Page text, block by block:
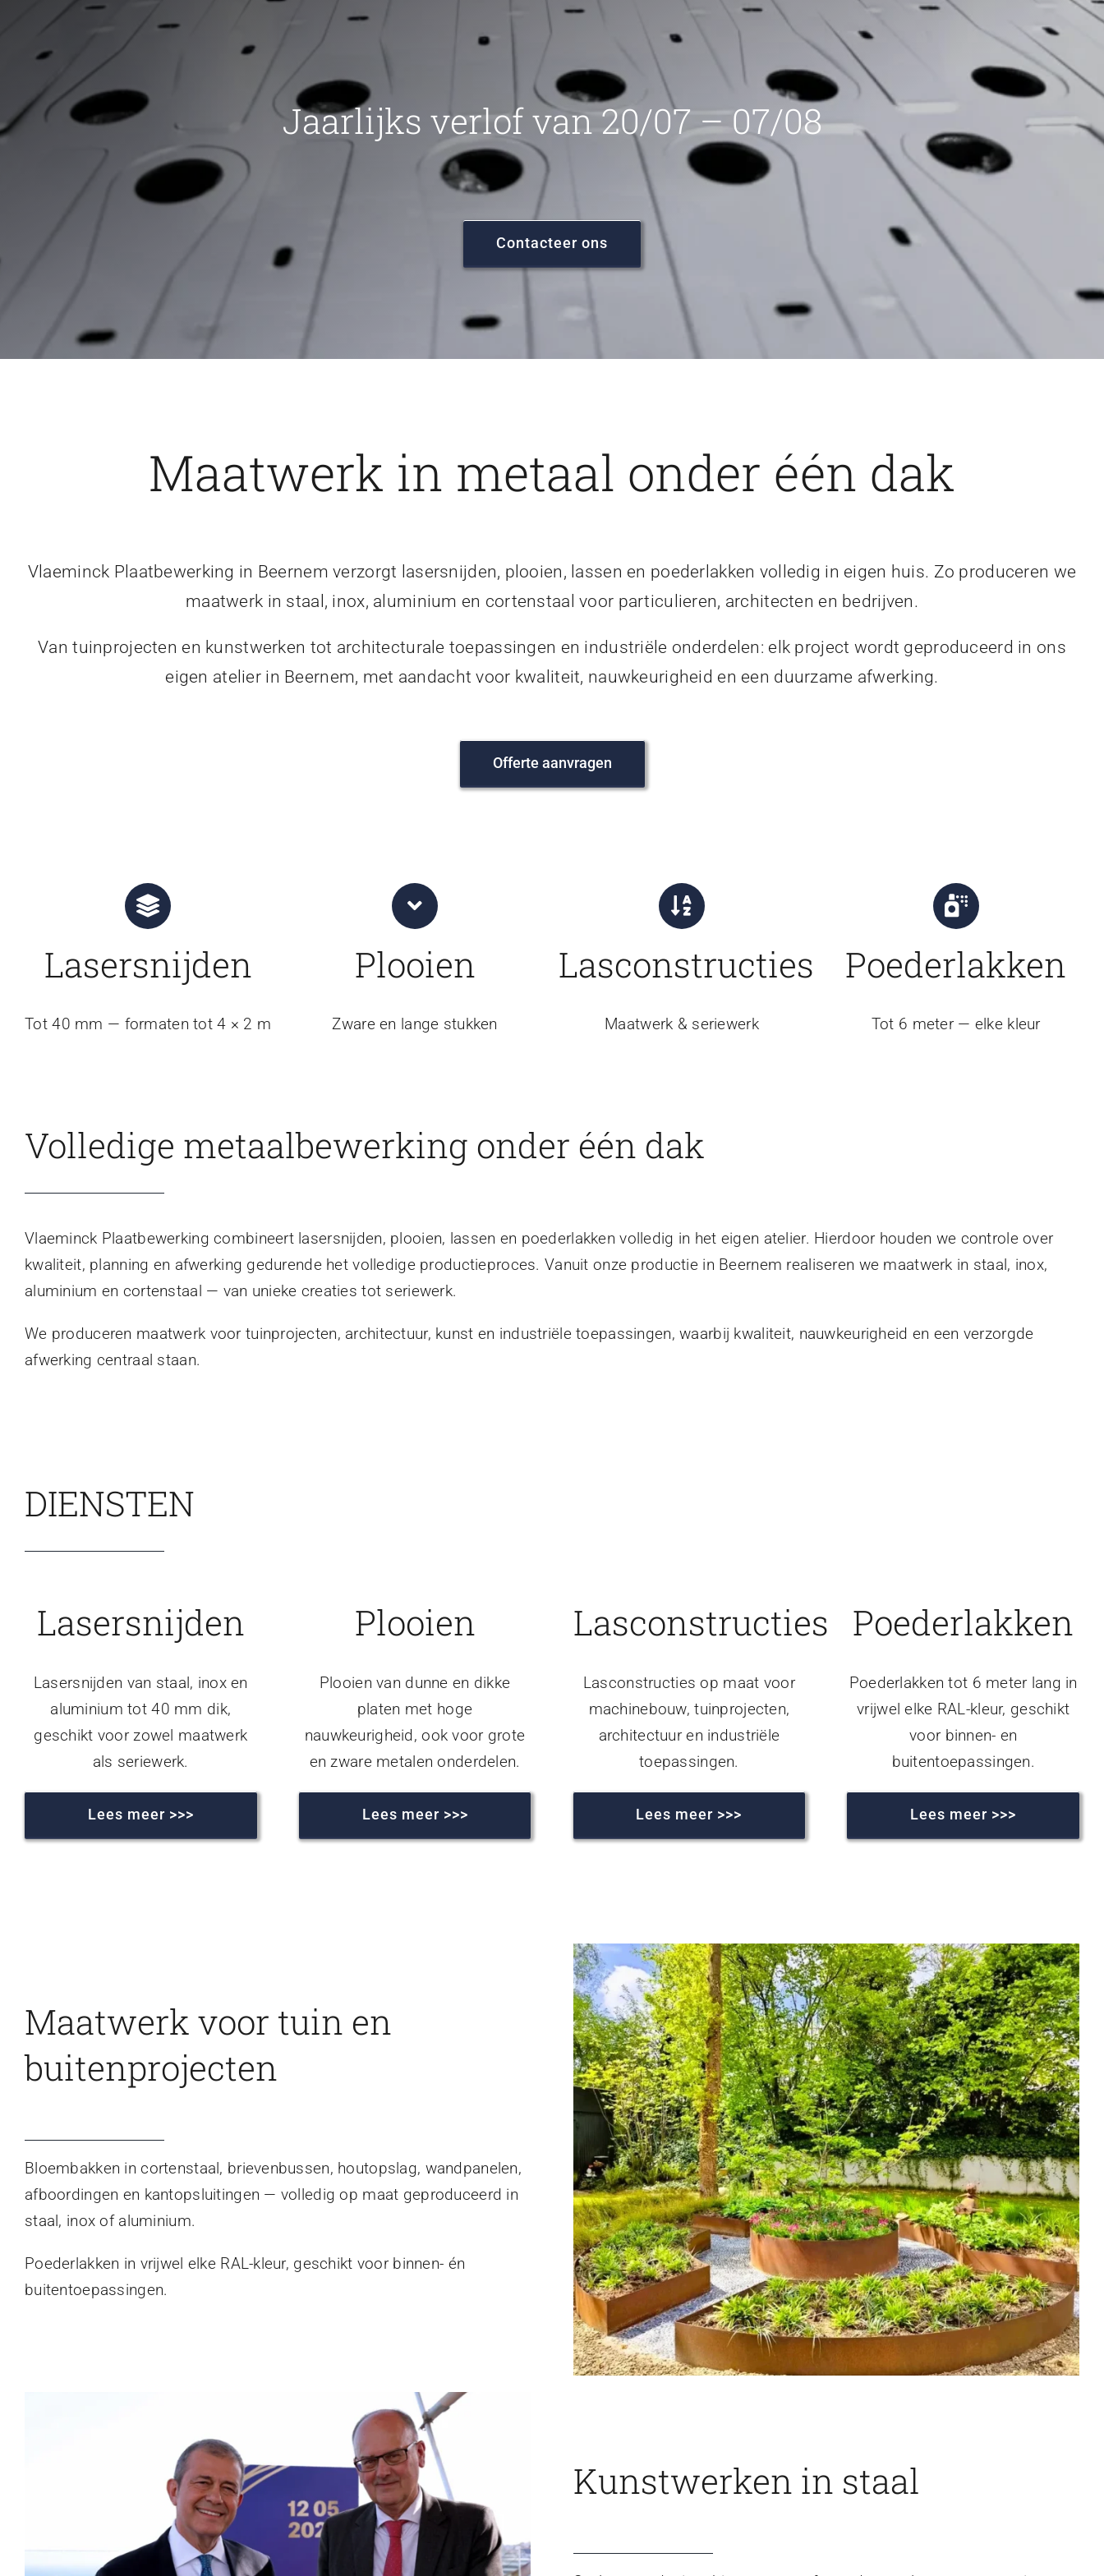
Jaarlijks verlof van 20/07 – 07/08
Contacteer ons
Maatwerk in metaal onder één dak
Vlaeminck Plaatbewerking in Beernem verzorgt lasersnijden, plooien, lassen en poederlakken volledig in eigen huis. Zo produceren we
maatwerk in staal, inox, aluminium en cortenstaal voor particulieren, architecten en bedrijven.
Van tuinprojecten en kunstwerken tot architecturale toepassingen en industriële onderdelen: elk project wordt geproduceerd in ons
eigen atelier in Beernem, met aandacht voor kwaliteit, nauwkeurigheid en een duurzame afwerking.
Offerte aanvragen
Lasersnijden
Tot 40 mm — formaten tot 4 × 2 m
Plooien
Zware en lange stukken
Lasconstructies
Maatwerk & seriewerk
Poederlakken
Tot 6 meter — elke kleur
Volledige metaalbewerking onder één dak
Vlaeminck Plaatbewerking combineert lasersnijden, plooien, lassen en poederlakken volledig in het eigen atelier. Hierdoor houden we controle over
kwaliteit, planning en afwerking gedurende het volledige productieproces. Vanuit onze productie in Beernem realiseren we maatwerk in staal, inox,
aluminium en cortenstaal — van unieke creaties tot seriewerk.
We produceren maatwerk voor tuinprojecten, architectuur, kunst en industriële toepassingen, waarbij kwaliteit, nauwkeurigheid en een verzorgde
afwerking centraal staan.
DIENSTEN
Lasersnijden
Lasersnijden van staal, inox en
aluminium tot 40 mm dik,
geschikt voor zowel maatwerk
als seriewerk.
Lees meer >>>
Plooien
Plooien van dunne en dikke
platen met hoge
nauwkeurigheid, ook voor grote
en zware metalen onderdelen.
Lees meer >>>
Lasconstructies
Lasconstructies op maat voor
machinebouw, tuinprojecten,
architectuur en industriële
toepassingen.
Lees meer >>>
Poederlakken
Poederlakken tot 6 meter lang in
vrijwel elke RAL-kleur, geschikt
voor binnen- en
buitentoepassingen.
Lees meer >>>
Maatwerk voor tuin en
buitenprojecten
Bloembakken in cortenstaal, brievenbussen, houtopslag, wandpanelen,
afboordingen en kantopsluitingen — volledig op maat geproduceerd in
staal, inox of aluminium.
Poederlakken in vrijwel elke RAL-kleur, geschikt voor binnen- én
buitentoepassingen.
Kunstwerken in staal